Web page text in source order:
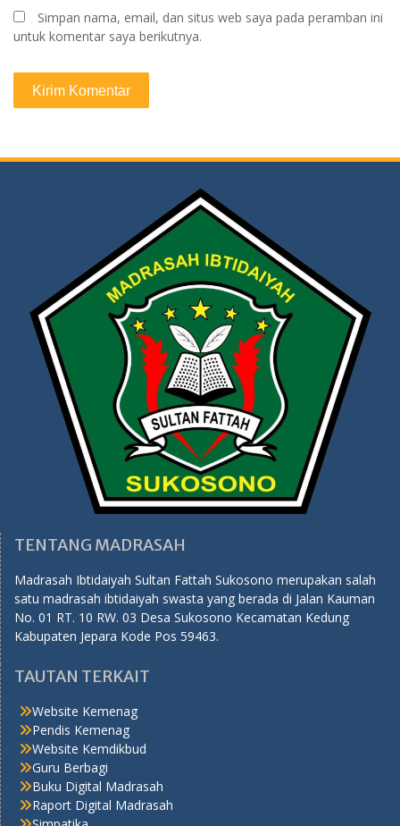
Simpan nama, email, dan situs web saya pada peramban ini
untuk komentar saya berikutnya.
TENTANG MADRASAH
Madrasah Ibtidaiyah Sultan Fattah Sukosono merupakan salah
satu madrasah ibtidaiyah swasta yang berada di Jalan Kauman
No. 01 RT. 10 RW. 03 Desa Sukosono Kecamatan Kedung
Kabupaten Jepara Kode Pos 59463.
TAUTAN TERKAIT
Website Kemenag
Pendis Kemenag
Website Kemdikbud
Guru Berbagi
Buku Digital Madrasah
Raport Digital Madrasah